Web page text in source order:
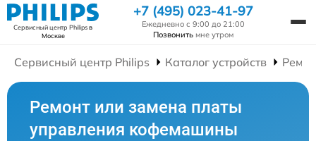
Сервисный центр Philipsв
Москве
+7 (495) 023-41-97
Ежедневно с 9:00 до 21:00
Позвонить мне утром
Сервисный центр Philips Каталог устройств
Ремонт или замена платы
управления кофемашины